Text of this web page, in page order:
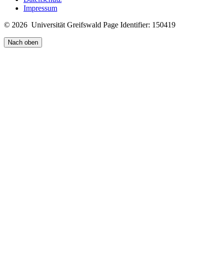
Impressum
© 2026 Universität Greifswald Page Identifier: 150419
Nach oben